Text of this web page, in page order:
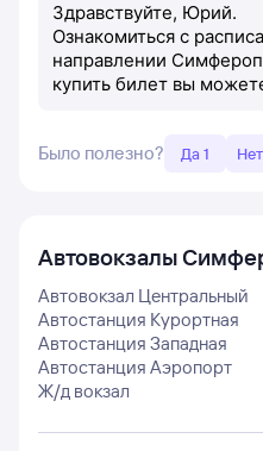
Здравствуйте, Юрий.
Ознакомиться с
направлении
купить билет вы
Было полезно? Да 1
Автовокзалы
Автовокзал Центральный
Автостанция Курортная
Автостанция Западная
Автостанция Аэропорт
Ж/д вокзал